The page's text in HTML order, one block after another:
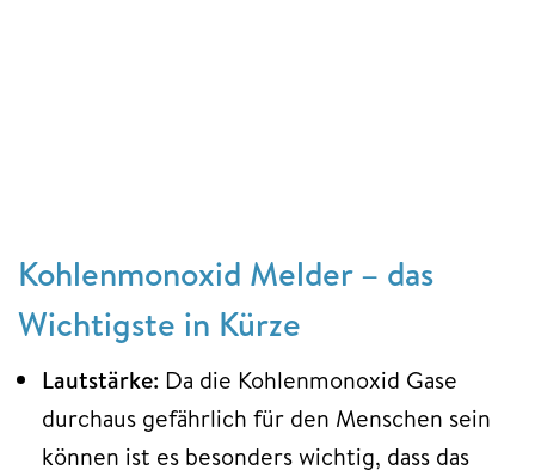
Kohlenmonoxid Melder – das
Wichtigste in Kürze
Lautstärke: Da die Kohlenmonoxid Gase
durchaus gefährlich für den Menschen sein
können ist es besonders wichtig, dass das